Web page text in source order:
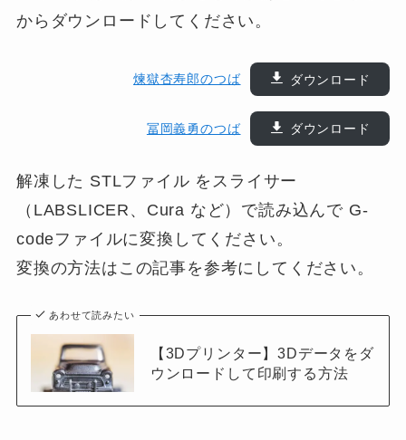
からダウンロードしてください。
煉獄杏寿郎のつば ダウンロード
冨岡義勇のつば ダウンロード
解凍した STLファイル をスライサー
（LABSLICER、Cura など）で読み込んで G-
codeファイルに変換してください。
変換の方法はこの記事を参考にしてください。
あわせて読みたい
【3Dプリンター】3Dデータをダ
ウンロードして印刷する方法